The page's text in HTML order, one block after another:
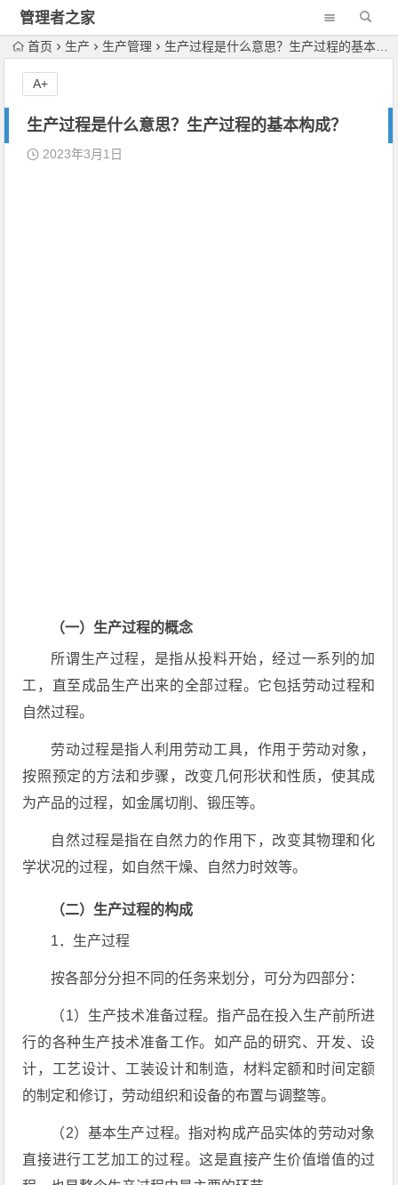
管理者之家
首页 生产 生产管理 生产过程是什么意思？生产过程的基本构成？
生产过程是什么意思？生产过程的基本构成？
2023年3月1日
（一）生产过程的概念
所谓生产过程，是指从投料开始，经过一系列的加
工，直至成品生产出来的全部过程。它包括劳动过程和
自然过程。
劳动过程是指人利用劳动工具，作用于劳动对象，
按照预定的方法和步骤，改变几何形状和性质，使其成
为产品的过程，如金属切削、锻压等。
自然过程是指在自然力的作用下，改变其物理和化
学状况的过程，如自然干燥、自然力时效等。
（二）生产过程的构成
1．生产过程
按各部分分担不同的任务来划分，可分为四部分：
（1）生产技术准备过程。指产品在投入生产前所进
行的各种生产技术准备工作。如产品的研究、开发、设
计，工艺设计、工装设计和制造，材料定额和时间定额
的制定和修订，劳动组织和设备的布置与调整等。
（2）基本生产过程。指对构成产品实体的劳动对象
直接进行工艺加工的过程。这是直接产生价值增值的过
A+